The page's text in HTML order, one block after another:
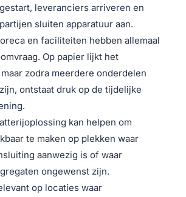
leveranciers arriveren en
sluiten apparatuur aan.
en faciliteiten hebben allemaal
Op papier lijkt het
zodra meerdere onderdelen
ontstaat druk op de tijdelijke
kan helpen om
te maken op plekken waar
aanwezig is of waar
ongewenst zijn.
op locaties waar